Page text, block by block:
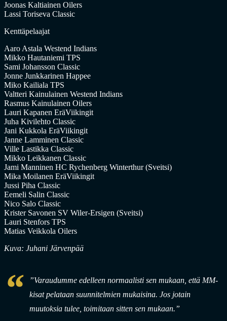
Joonas Kaltiainen Oilers
Lassi Toriseva Classic
Kenttäpelaajat
Aaro Astala Westend Indians
Mikko Hautaniemi TPS
Sami Johansson Classic
Jonne Junkkarinen Happee
Miko Kailiala TPS
Valtteri Kainulainen Westend Indians
Rasmus Kainulainen Oilers
Lauri Kapanen EräViikingit
Juha Kivilehto Classic
Jani Kukkola EräViikingit
Janne Lamminen Classic
Ville Lastikka Classic
Mikko Leikkanen Classic
Jami Manninen HC Rychenberg Winterthur (Sveitsi)
Mika Moilanen EräViikingit
Jussi Piha Classic
Eemeli Salin Classic
Nico Salo Classic
Krister Savonen SV Wiler-Ersigen (Sveitsi)
Lauri Stenfors TPS
Matias Veikkola Oilers
Kuva: Juhani Järvenpää
”Varaudumme edelleen normaalisti sen mukaan, että MM-
kisat pelataan suunnitelmien mukaisina. Jos jotain
muutoksia tulee, toimitaan sitten sen mukaan.”